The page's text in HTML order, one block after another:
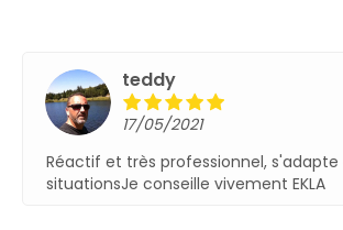
teddy
17/05/2021
Réactif et très professionnel,
situationsJe conseille vivement EKLA